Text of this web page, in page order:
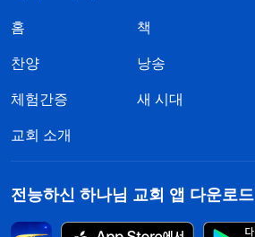
홈 책
찬양 낭송
체험간증 새 시대
교회 소개
전능하신 하나님 교회 앱 다운로드